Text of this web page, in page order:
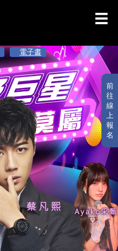
前
往
線
上
報
名
電子書